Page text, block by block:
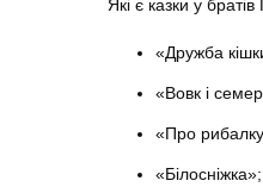
Які є казки у
«Дружба
«Вовк і
«Про
«Білосніжка»;